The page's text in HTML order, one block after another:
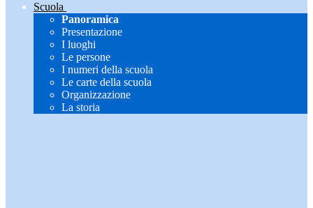
Scuola
Panoramica
Presentazione
I luoghi
Le persone
I numeri della scuola
Le carte della scuola
Organizzazione
La storia